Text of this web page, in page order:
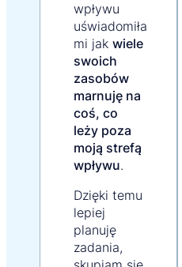
wpływu
uświadomiła
mi jak wiele
swoich
zasobów
marnuję na
coś, co
leży poza
moją strefą
wpływu.
Dzięki temu
lepiej
planuję
zadania,